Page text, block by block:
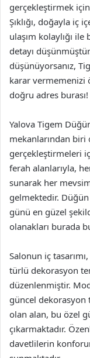
gerçekleştirmek için
Şıklığı, doğayla iç
ulaşım kolaylığı
detayı
düşünüyorsanız,
karar vermemenizi
doğru adres burası!
Yalova Tigem
mekanlarından
gerçekleştirmeleri
ferah alanlarıyla,
sunarak her
gelmektedir.
günü en güzel
olanakları burada
Salonun iç
türlü dekorasyon
düzenlenmiştir.
güncel dekorasyon
olan alan, bu özel
çıkarmaktadır.
davetlilerin